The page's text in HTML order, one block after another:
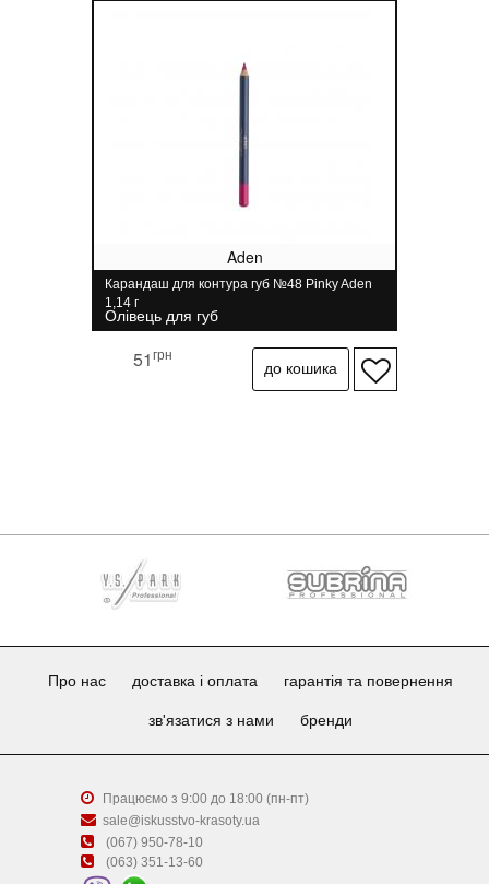
Aden
Карандаш для контура губ №48 Pinky Aden
1,14 г
Олівець для губ
51грн
Про нас доставка і оплата гарантія та повернення
зв'язатися з нами бренди
Працюємо з 9:00 до 18:00 (пн-пт)
sale@iskusstvo-krasoty.ua
(067) 950-78-10
(063) 351-13-60